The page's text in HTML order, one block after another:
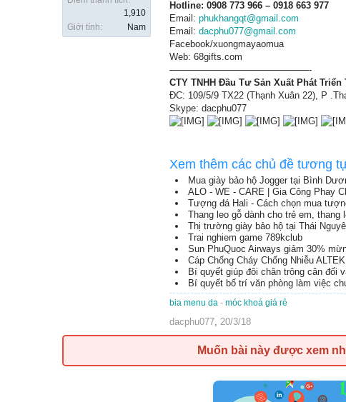
1,910
Giới tính:
Nam
Hotline: 0908 773 966 – 0918 663 977
Email: phukhangqt@gmail.com
Email: dacphu077@gmail.com
Facebook/xuongmayaomua
Web: 68gifts.com
———————————————-
CTY TNHH Đầu Tư Sản Xuất Phát
ĐC: 109/5/9 TX22 (Thạnh Xuân 22), P
Skype: dacphu077
Xem thêm các chủ đề tương
Mua giày bảo hộ Jogger tại Bình
ALO - WE - CARE | Gia Công Phay
Tượng đá Hali - Cách chọn mua
Thang leo gỗ dành cho trẻ em, thang
Thị trường giày bảo hộ tại Thái
Trai nghiem game 789kclub
Sun PhuQuoc Airways giảm 30%
Cáp Chống Cháy Chống Nhiễu
Bí quyết giúp đôi chân trông cân đối
Bí quyết bố trí văn phòng làm việc
bia menu da - móc khoá giá rẻ
dacphu077, 20/3/18
Muốn bài này được xem